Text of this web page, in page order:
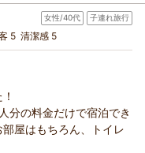
て良かったのにとても
バツグンの大正区で快適ス
込)
女性/40代 子連れ旅行
5 清潔感 5
分の料金だけで宿泊でき
屋はもちろん、トイレ